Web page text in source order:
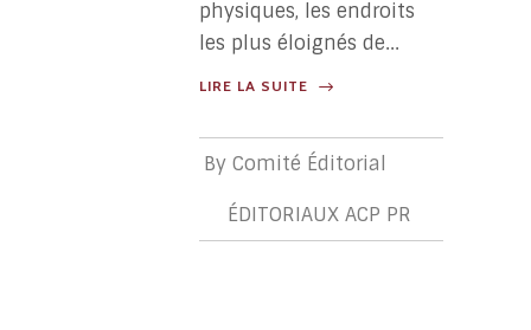
physiques, les endroits
les plus éloignés de...
LIRE LA SUITE
By Comité Éditorial
ÉDITORIAUX ACP PR